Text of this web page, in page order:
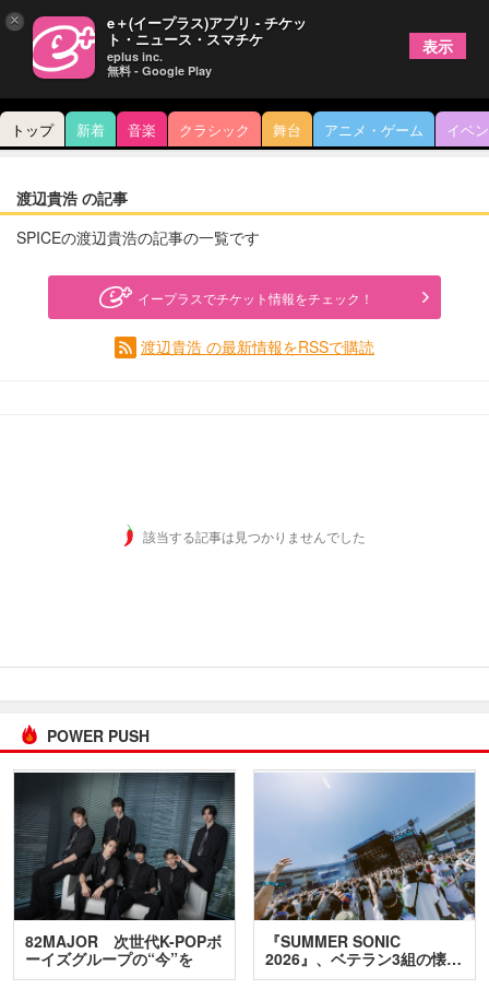
トップ 新着 音楽 クラシック 舞台 アニメ・ゲーム イベ
渡辺貴浩 の記事
SPICEの渡辺貴浩の記事の一覧です
イープラスでチケット情報をチェック！
渡辺貴浩 の最新情報をRSSで購読
該当する記事は見つかりませんでした
POWER PUSH
82MAJOR 次世代K-POPボ
ーイズグループの“今”を
訊…
『SUMMER SONIC
2026』、ベテラン3組の懐…
× e＋(イープラス)アプリ - チケッ
ト・ニュース・スマチケ
eplus inc.
無料 - Google Play
表示